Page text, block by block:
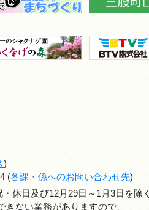
)
(各課・係へのお問い合わせ先)
休日及び12月29日～1月3日を除
ない業務がありますので、